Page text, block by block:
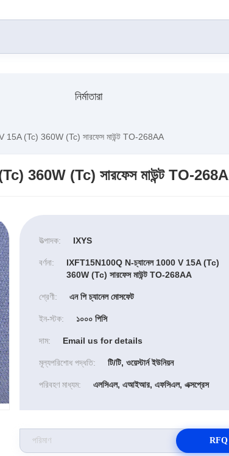
নির্মাতারা
(Tc) 360W (Tc) সারফেস মাউন্ট TO-268AA
360W (Tc) সারফেস মাউন্ট TO-
উত্পাদক: IXYS
বর্ণনা:
IXFT15N100Q N-চ্যানেল 1000 V 15A (Tc)
360W (Tc) সারফেস মাউন্ট TO-268AA
শ্রেণী: এন পি চ্যানেল মোসফেট
ইন-স্টক: ১০০০ পিসি
দাম: Email us for details
মূল্যপরিশোধ পদ্ধতি: টি/টি, ওয়েস্টার্ন ইউনিয়ন
পরিবহণ মাধ্যম: এলসিএল, এআইআর, এফসিএল, এক্সপ্রেস
RFQ